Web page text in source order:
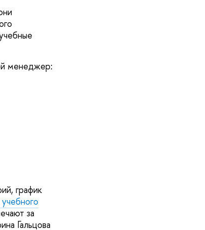
менеджер:
график
за
Гальцова